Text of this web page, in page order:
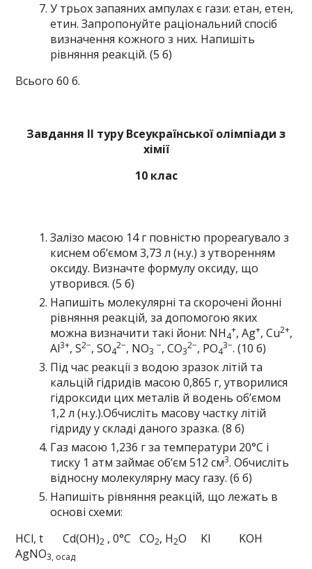
У трьох запаяних ампулах є гази: етан, етен,
етин. Запропонуйте раціональний спосіб
визначення кожного з них. Напишіть
рівняння реакцій. (5 б)
Всього 60 б.
Завдання ІІ туру Всеукраїнської олімпіади з
хімії
10 клас
Залізо масою 14 г повністю прореагувало з
киснем об’ємом 3,73 л (н.у.) з утворенням
оксиду. Визначте формулу оксиду, що
утворився. (5 б)
Напишіть молекулярні та скорочені йонні
рівняння реакцій, за допомогою яких
можна визначити такі йони: NH4
+, Ag+, Cu2+,
Al3+, S2−, SO4
2−, NO3
−, CO3
2−, PO4
3−. (10 б)
Під час реакції з водою зразок літій та
кальцій гідридів масою 0,865 г, утворилися
гідроксиди цих металів й водень об’ємом
1,2 л (н.у.).Обчисліть масову частку літій
гідриду у складі даного зразка. (8 б)
Газ масою 1,236 г за температури 20°С і
тиску 1 атм займає об’єм 512 см3. Обчисліть
відносну молекулярну масу газу. (6 б)
Напишіть рівняння реакцій, що лежать в
основі схеми:
HCl, t Cd(OH)2 , 0°C CO2, H2O KI KOH
AgNO3, осад